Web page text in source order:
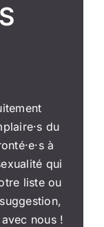
du
à
qui
liste ou
nous !